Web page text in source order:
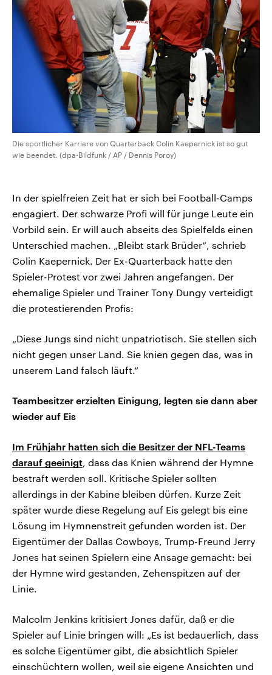
Die sportlicher Karriere von Quarterback Colin Kaepernick ist so gut
wie beendet. (dpa-Bildfunk / AP / Dennis Poroy)
In der spielfreien Zeit hat er sich bei Football-Camps
engagiert. Der schwarze Profi will für junge Leute ein
Vorbild sein. Er will auch abseits des Spielfelds einen
Unterschied machen. „Bleibt stark Brüder“, schrieb
Colin Kaepernick. Der Ex-Quarterback hatte den
Spieler-Protest vor zwei Jahren angefangen. Der
ehemalige Spieler und Trainer Tony Dungy verteidigt
die protestierenden Profis:
„Diese Jungs sind nicht unpatriotisch. Sie stellen sich
nicht gegen unser Land. Sie knien gegen das, was in
unserem Land falsch läuft.“
Teambesitzer erzielten Einigung, legten sie dann aber
wieder auf Eis
Im Frühjahr hatten sich die Besitzer der NFL-Teams
darauf geeinigt, dass das Knien während der Hymne
bestraft werden soll. Kritische Spieler sollten
allerdings in der Kabine bleiben dürfen. Kurze Zeit
später wurde diese Regelung auf Eis gelegt bis eine
Lösung im Hymnenstreit gefunden worden ist. Der
Eigentümer der Dallas Cowboys, Trump-Freund Jerry
Jones hat seinen Spielern eine Ansage gemacht: bei
der Hymne wird gestanden, Zehenspitzen auf der
Linie.
Malcolm Jenkins kritisiert Jones dafür, daß er die
Spieler auf Linie bringen will: „Es ist bedauerlich, dass
es solche Eigentümer gibt, die absichtlich Spieler
einschüchtern wollen, weil sie eigene Ansichten und